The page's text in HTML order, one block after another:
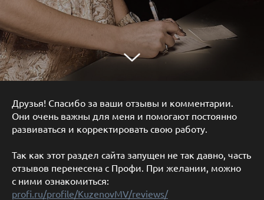
Друзья! Спасибо за ваши отзывы и комментарии.
Они очень важны для меня и помогают постоянно
развиваться и корректировать свою работу.
Так как этот раздел сайта запущен не так давно, часть
отзывов перенесена с Профи. При желании, можно
с ними ознакомиться:
profi.ru/profile/KuzenovMV/reviews/